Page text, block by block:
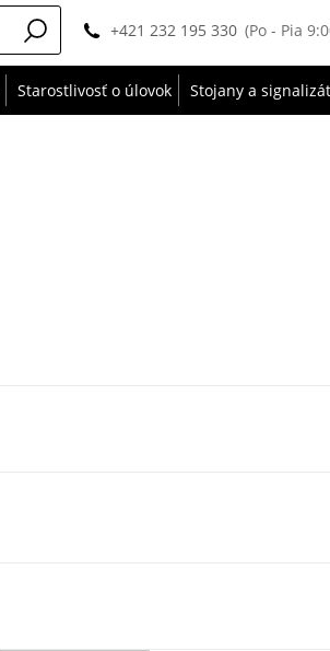
+421 232 195 330 (Po - Pia
Starostlivosť o úlovok Stojany a